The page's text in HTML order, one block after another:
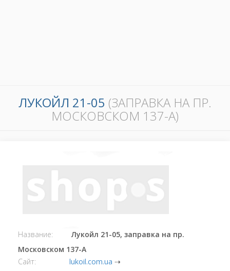
ЛУКОЙЛ 21-05 (ЗАПРАВКА НА ПР.
МОСКОВСКОМ 137-А)
Название:
Лукойл 21-05, заправка на пр.
Московском 137-А
Сайт:
lukoil.com.ua ⇢